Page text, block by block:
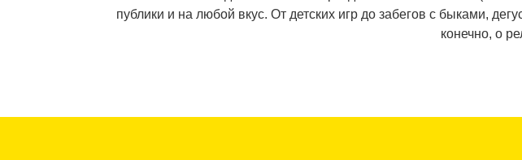
публики и на любой вкус. От детских игр до забегов с быками,
конечно, о